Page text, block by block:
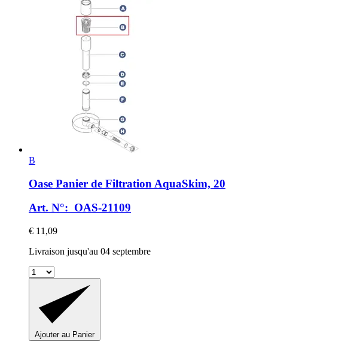
B
Oase Panier de Filtration AquaSkim, 20
Art. N°: OAS-21109
€ 11,09
Livraison jusqu'au 04 septembre
Ajouter au Panier